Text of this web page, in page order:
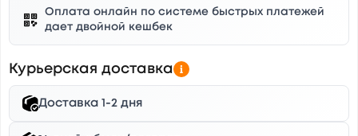
Оплата онлайн по системе быстрых платежей
дает двойной кешбек
Курьерская доставка
Доставка 1-2 дня